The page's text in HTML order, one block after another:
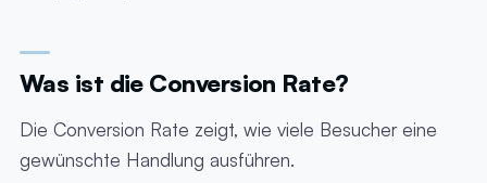
Was ist die Conversion Rate?
Die Conversion Rate zeigt, wie viele Besucher eine
gewünschte Handlung ausführen.